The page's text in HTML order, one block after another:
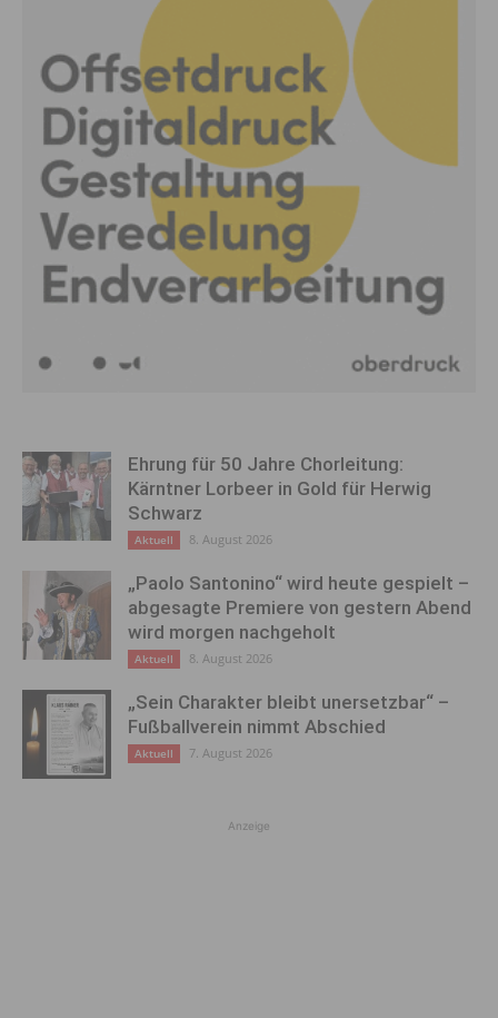
Ehrung für 50 Jahre Chorleitung:
Kärntner Lorbeer in Gold für Herwig
Schwarz
Aktuell 8. August 2026
„Paolo Santonino“ wird heute gespielt –
abgesagte Premiere von gestern Abend
wird morgen nachgeholt
Aktuell 8. August 2026
„Sein Charakter bleibt unersetzbar“ –
Fußballverein nimmt Abschied
Aktuell 7. August 2026
Anzeige